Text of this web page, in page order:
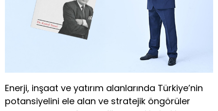
Enerji, inşaat ve yatırım alanlarında Türkiye’nin
potansiyelini ele alan ve stratejik öngörüler